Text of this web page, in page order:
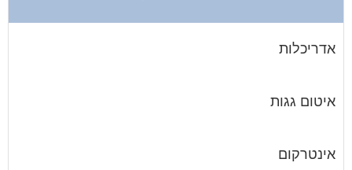
אדריכלות
איטום גגות
אינטרקום